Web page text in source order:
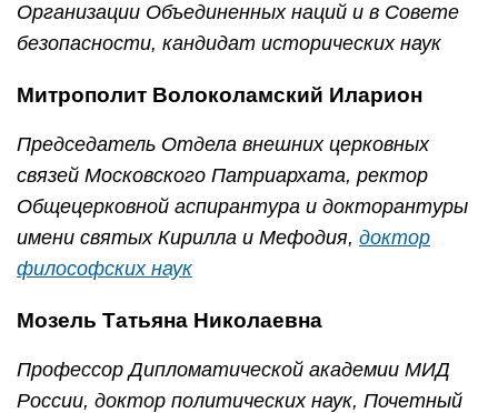
Организации Объединенных наций и в Совете
безопасности, кандидат исторических наук
Митрополит Волоколамский Иларион
Председатель Отдела внешних церковных
связей Московского Патриархата, ректор
Общецерковной аспирантура и докторантуры
имени святых Кирилла и Мефодия, доктор
философских наук
Мозель Татьяна Николаевна
Профессор Дипломатической академии МИД
России, доктор политических наук, Почетный